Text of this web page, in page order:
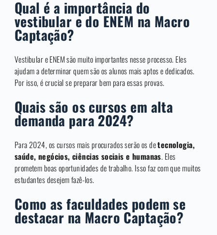
Qual é a importância do
vestibular e do ENEM na Macro
Captação?
Vestibular e ENEM são muito importantes nesse processo. Eles
ajudam a determinar quem são os alunos mais aptos e dedicados.
Por isso, é crucial se preparar bem para essas provas.
Quais são os cursos em alta
demanda para 2024?
Para 2024, os cursos mais procurados serão os detecnologia,
saúde, negócios, ciências sociais e humanas. Eles
prometem boas oportunidades de trabalho. Isso faz com que muitos
estudantes desejem fazê-los.
Como as faculdades podem se
destacar na Macro Captação?